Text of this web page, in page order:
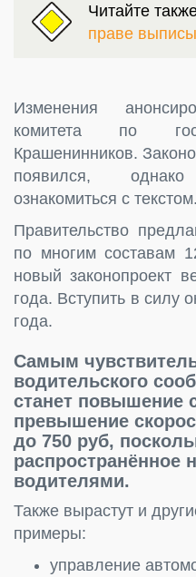
Читайте
праве
Изменения
комитета по
Крашенинников.
появился,
ознакомиться с текстом.
Правительство
по многим составам
новый законопроект
года. Вступить в силу
года.
Самым
водительского
станет повышение
превышение
до 750 руб,
распространённое
водителями.
Также вырастут и
примеры:
управление